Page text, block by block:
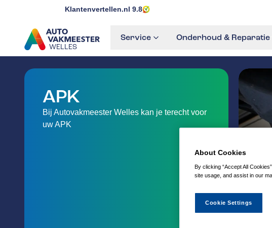
Klantenvertellen.nl 9.8
WELLES
GA NAAR DE HOMEPAGINA
Service Onderhoud & Reparatie
APK
Bij Autovakmeester Welles kan je terecht voor
uw APK
About Cookies
By clicking “Accept All
site usage, and assist in our
Cookie Settings